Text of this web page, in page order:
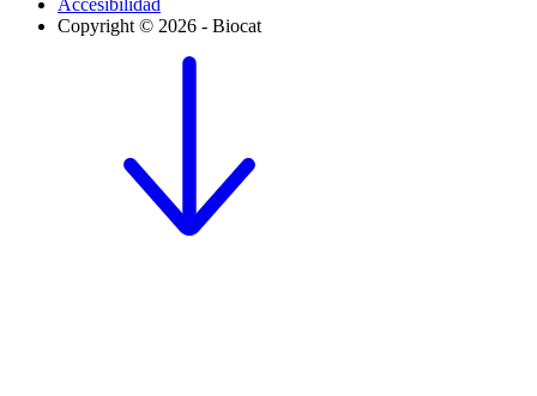
Accesibilidad
Copyright © 2026 - Biocat